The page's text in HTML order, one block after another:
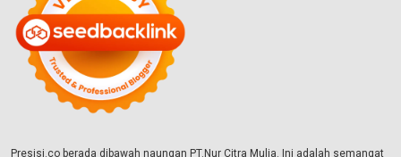
Presisi.co berada dibawah naungan PT.Nur Citra Mulia. Ini adalah semangat